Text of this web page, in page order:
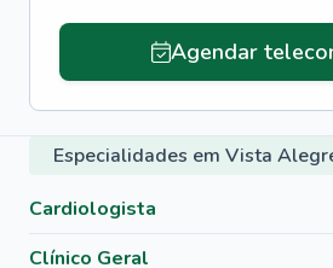
Agendar
Especialidades em Vista
Cardiologista
Clínico Geral